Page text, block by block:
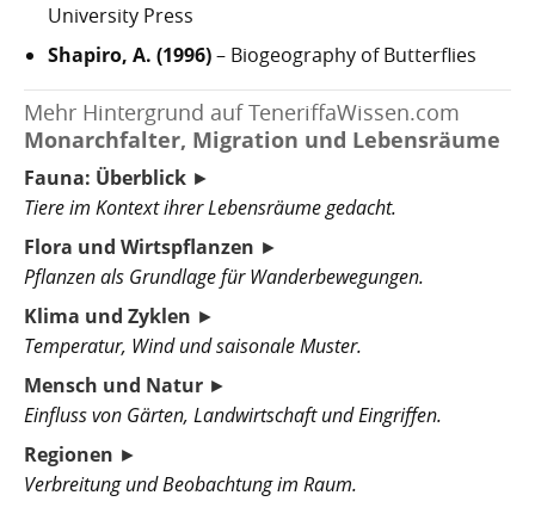
University Press
Shapiro, A. (1996)– Biogeography of Butterflies
Mehr Hintergrund auf TeneriffaWissen.com
Monarchfalter, Migration und Lebensräume
Fauna: Überblick ►
Tiere im Kontext ihrer Lebensräume gedacht.
Flora und Wirtspflanzen ►
Pflanzen als Grundlage für Wanderbewegungen.
Klima und Zyklen ►
Temperatur, Wind und saisonale Muster.
Mensch und Natur ►
Einfluss von Gärten, Landwirtschaft und Eingriffen.
Regionen ►
Verbreitung und Beobachtung im Raum.